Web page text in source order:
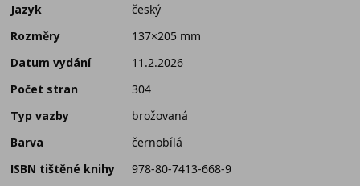
Jazyk
český
Rozměry
137×205 mm
Datum vydání
11.2.2026
Počet stran
304
Typ vazby
brožovaná
Barva
černobílá
ISBN tištěné knihy
978-80-7413-668-9